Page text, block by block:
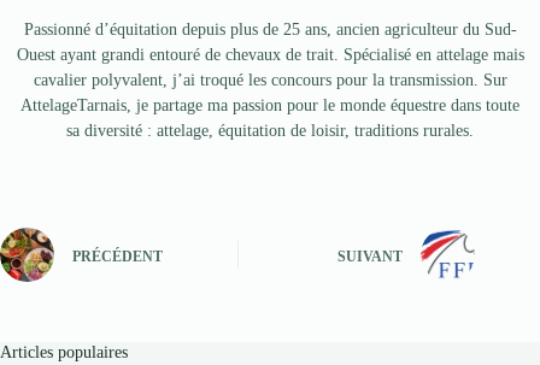
Passionné d’équitation depuis plus de 25 ans, ancien agriculteur du Sud-
Ouest ayant grandi entouré de chevaux de trait. Spécialisé en attelage mais
cavalier polyvalent, j’ai troqué les concours pour la transmission. Sur
AttelageTarnais, je partage ma passion pour le monde équestre dans toute
sa diversité : attelage, équitation de loisir, traditions rurales.
PRÉCÉDENT SUIVANT
Articles populaires